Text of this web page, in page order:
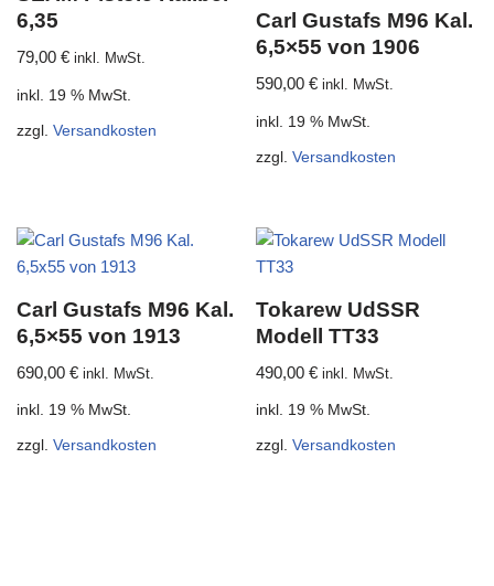
6,35
79,00 € inkl. MwSt.
inkl. 19 % MwSt.
zzgl. Versandkosten
Carl Gustafs M96 Kal.
6,5×55 von 1906
590,00€ inkl. MwSt.
inkl. 19 % MwSt.
zzgl.Versandkosten
Carl Gustafs M96 Kal.
6,5×55 von 1913
690,00 € inkl. MwSt.
inkl. 19 % MwSt.
zzgl. Versandkosten
Tokarew UdSSR
Modell TT33
490,00€ inkl. MwSt.
inkl. 19 % MwSt.
zzgl.Versandkosten